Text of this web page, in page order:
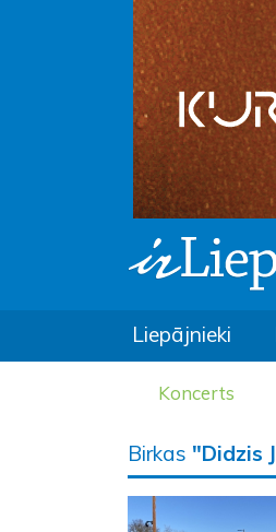
Liepājnieki
Koncerts
Birkas "Didzis